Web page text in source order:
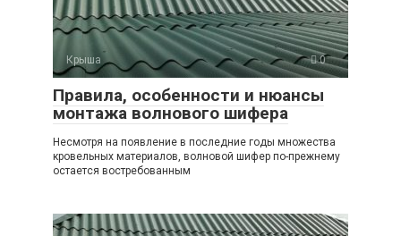
Крыша 0
Правила, особенности и нюансы
монтажа волнового шифера
Несмотря на появление в последние годы множества
кровельных материалов, волновой шифер по-прежнему
остается востребованным